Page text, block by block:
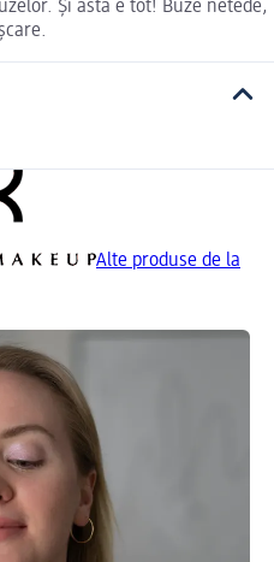
Și asta e tot! Buze netede,
Alte produse de la